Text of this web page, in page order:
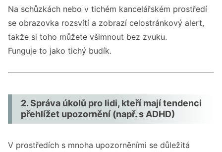
Na schůzkách nebo v tichém kancelářském prostředí
se obrazovka rozsvítí a zobrazí celostránkový alert,
takže si toho můžete všimnout bez zvuku.
Funguje to jako tichý budík.
2. Správa úkolů pro lidi, kteří mají tendenci
přehlížet upozornění (např. s ADHD)
V prostředích s mnoha upozorněními se důležitá